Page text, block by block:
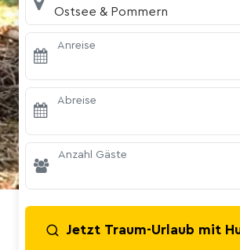
Ostsee & Pommern
Anreise
Abreise
Anzahl Gäste
Jetzt Traum-Urlaub mit